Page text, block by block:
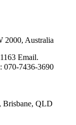
2000, Australia
Email.
7436-3690
Brisbane, QLD